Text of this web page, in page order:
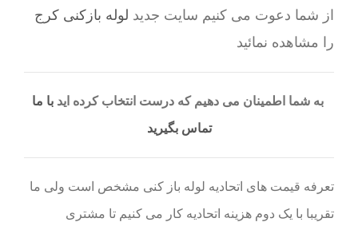
از شما دعوت می کنیم سایت جدید لوله بازکنی کرج
را مشاهده نمائید
به شما اطمینان می دهیم که درست انتخاب کرده ایدبا ما
تماس بگیرید
تعرفه قیمت های اتحادیه لوله باز کنی مشخص است ولی ما
تقریبا با یک دوم هزینه اتحادیه کار می کنیم تا مشتری